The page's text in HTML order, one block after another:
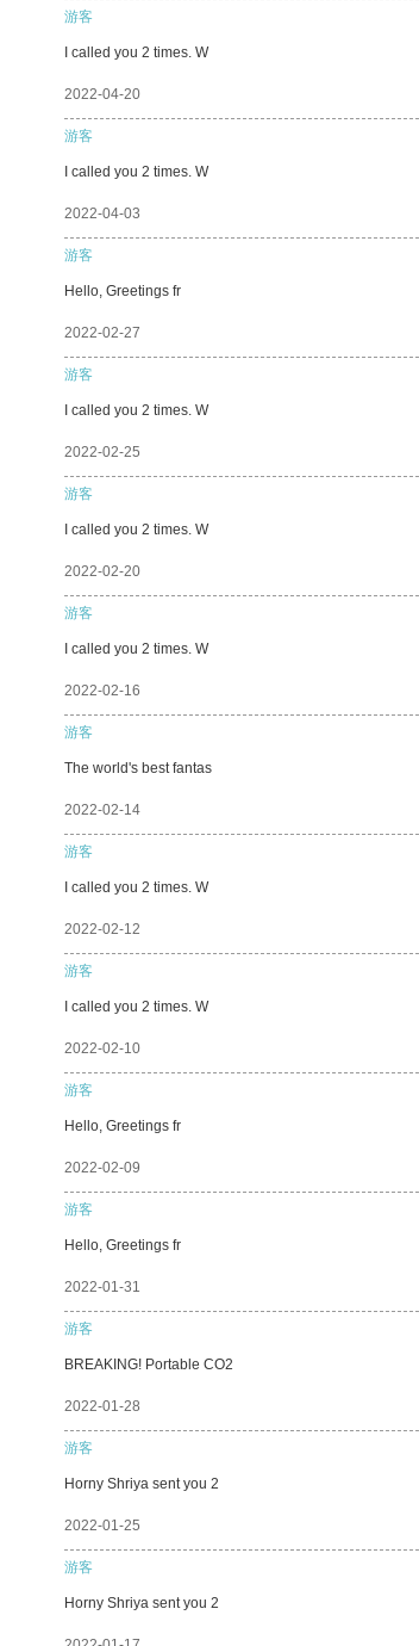
游客
I called you 2 times. W
2022-04-20
游客
I called you 2 times. W
2022-04-03
游客
Hello, Greetings fr
2022-02-27
游客
I called you 2 times. W
2022-02-25
游客
I called you 2 times. W
2022-02-20
游客
I called you 2 times. W
2022-02-16
游客
The world's best fantas
2022-02-14
游客
I called you 2 times. W
2022-02-12
游客
I called you 2 times. W
2022-02-10
游客
Hello, Greetings fr
2022-02-09
游客
Hello, Greetings fr
2022-01-31
游客
BREAKING! Portable CO2
2022-01-28
游客
Horny Shriya sent you 2
2022-01-25
游客
Horny Shriya sent you 2